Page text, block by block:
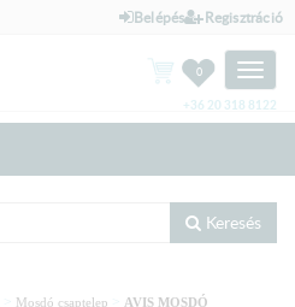
Belépés Regisztráció
Toggle
0
+36 20 318 8122
Keresés
Mosdó csaptelep
AVIS MOSDÓ